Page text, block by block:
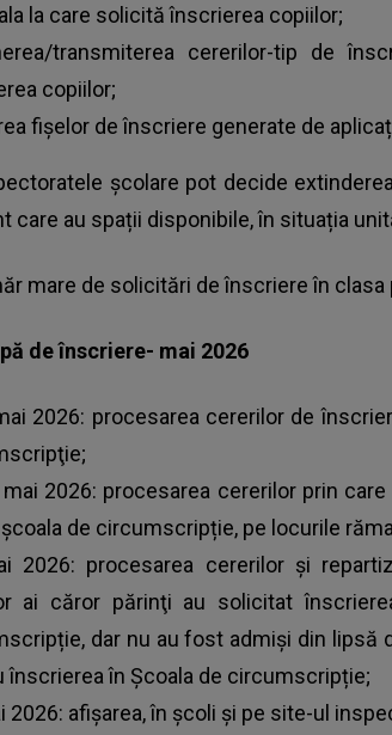
la care solicită înscrierea copiilor;
transmiterea cererilor-tip de
copiilor;
fişelor de înscriere generate de
şcolare pot decide
care au spații disponibile, în situația
mare de solicitări de înscriere în clasa
de înscriere- mai 2026
2026: procesarea cererilor de
2026: procesarea cererilor prin
de circumscripție, pe locurile
2026: procesarea cererilor şi
ai căror părinţi au solicitat
dar nu au fost admişi din lipsă
înscrierea în Şcoala de circumscripție;
2026: afişarea, în şcoli şi pe site-ul